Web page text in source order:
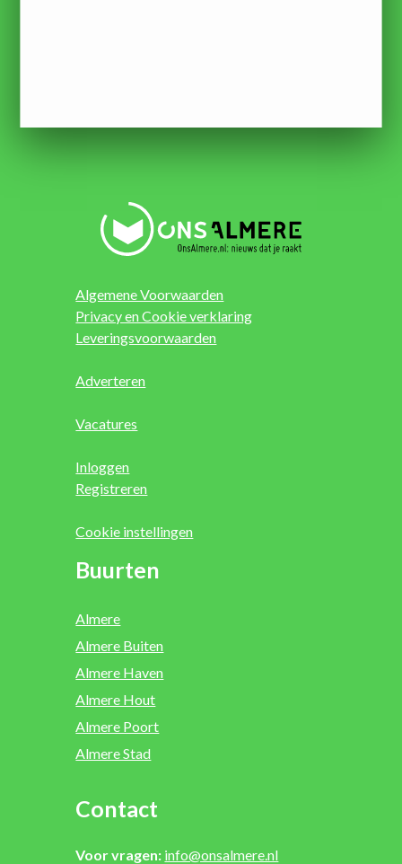
Algemene Voorwaarden
Privacy en Cookie verklaring
Leveringsvoorwaarden
Adverteren
Vacatures
Inloggen
Registreren
Cookie instellingen
Buurten
Almere
Almere Buiten
Almere Haven
Almere Hout
Almere Poort
Almere Stad
Contact
Voor vragen: info@onsalmere.nl